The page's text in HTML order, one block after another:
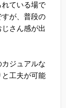
ている場で
が、普段の
さん感が出
ジュアルな
工夫が可能